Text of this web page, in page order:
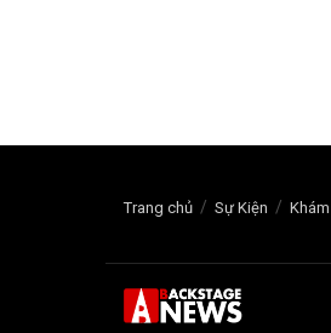
Trang chủ Sự Kiện Khám